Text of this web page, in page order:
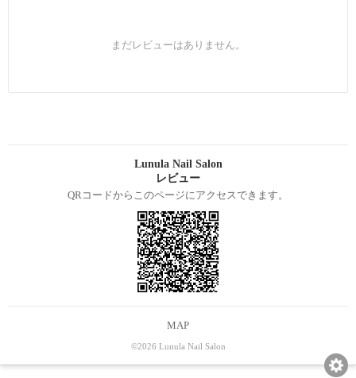
まだレビューはありません。
Lunula Nail Salon
レビュー
QRコードからこのページにアクセスできます。
MAP
©2026 Lunula Nail Salon